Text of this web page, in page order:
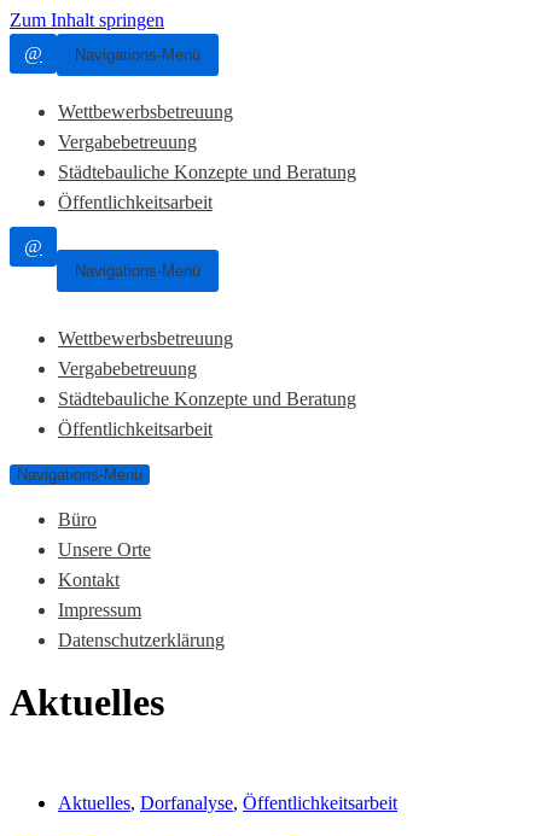
Zum Inhalt springen
@
Navigations-Menü
Wettbewerbsbetreuung
Vergabebetreuung
Städtebauliche Konzepte und Beratung
Öffentlichkeitsarbeit
@
Navigations-Menü
Wettbewerbsbetreuung
Vergabebetreuung
Städtebauliche Konzepte und Beratung
Öffentlichkeitsarbeit
Navigations-Menü
Büro
Unsere Orte
Kontakt
Impressum
Datenschutzerklärung
Aktuelles
Aktuelles, Dorfanalyse, Öffentlichkeitsarbeit